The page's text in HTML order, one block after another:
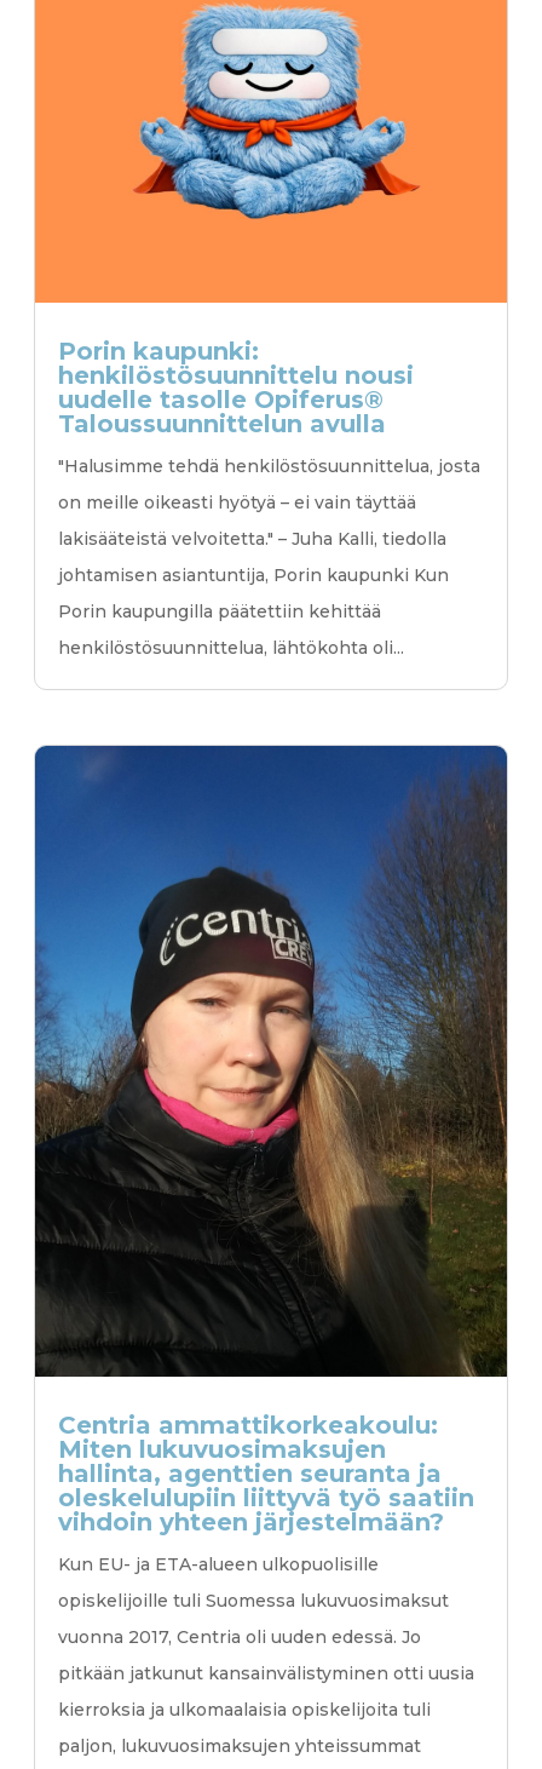
Porin kaupunki:
henkilöstösuunnittelu nousi
uudelle tasolle Opiferus®
Talous­suunnittelun avulla
"Halusimme tehdä henkilöstösuunnittelua, josta
on meille oikeasti hyötyä – ei vain täyttää
lakisääteistä velvoitetta." – Juha Kalli, tiedolla
johtamisen asiantuntija, Porin kaupunki Kun
Porin kaupungilla päätettiin kehittää
henkilöstösuunnittelua, lähtökohta oli...
Centria ammattikorkeakoulu:
Miten lukuvuosimaksujen
hallinta, agenttien seuranta ja
oleskelulupiin liittyvä työ saatiin
vihdoin yhteen järjestelmään?
Kun EU- ja ETA-alueen ulkopuolisille
opiskelijoille tuli Suomessa lukuvuosimaksut
vuonna 2017, Centria oli uuden edessä. Jo
pitkään jatkunut kansainvälistyminen otti uusia
kierroksia ja ulkomaalaisia opiskelijoita tuli
paljon, lukuvuosimaksujen yhteissummat